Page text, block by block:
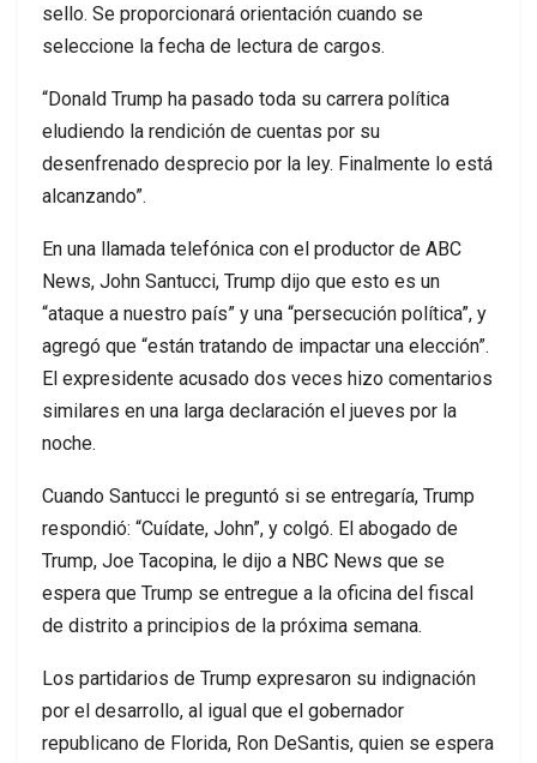
sello. Se proporcionará orientación cuando se
seleccione la fecha de lectura de cargos.
“Donald Trump ha pasado toda su carrera política
eludiendo la rendición de cuentas por su
desenfrenado desprecio por la ley. Finalmente lo está
alcanzando”.
En una llamada telefónica con el productor de ABC
News, John Santucci, Trump dijo que esto es un
“ataque a nuestro país” y una “persecución política”, y
agregó que “están tratando de impactar una elección”.
El expresidente acusado dos veces hizo comentarios
similares en una larga declaración el jueves por la
noche.
Cuando Santucci le preguntó si se entregaría, Trump
respondió: “Cuídate, John”, y colgó. El abogado de
Trump, Joe Tacopina, le dijo a NBC News que se
espera que Trump se entregue a la oficina del fiscal
de distrito a principios de la próxima semana.
Los partidarios de Trump expresaron su indignación
por el desarrollo, al igual que el gobernador
republicano de Florida, Ron DeSantis, quien se espera